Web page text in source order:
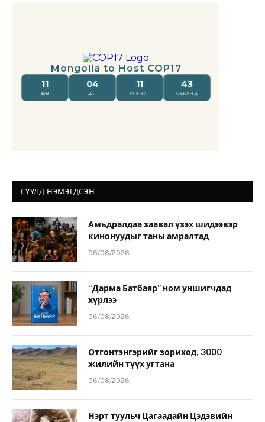
СҮҮЛД НЭМЭГДСЭН
Амьдралдаа заавал үзэх шидээвэр
кинонуудыг таны амралтад
06/08/2026
“Дарма Батбаяр” ном уншигчдад
хүрлээ
06/08/2026
Отгонтэнгэрийг зориход, 3000
жилийн түүх угтана
06/08/2026
Нэрт туульч Цагаадайн Цэдэвийн